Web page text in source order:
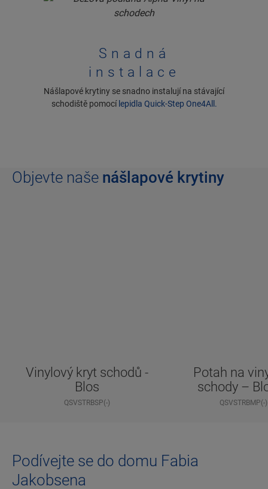
Snadná
instalace
Nášlapové krytiny se snadno instalují na stávající
schodiště pomocí lepidla Quick-Step One4All.
Objevte naše nášlapové krytiny
Vinylový kryt schodů -
Blos
QSVSTRBSP(-)
Potah na
schody –
QSVSTRBMP(-)
Podívejte se do domu Fabia
Jakobsena